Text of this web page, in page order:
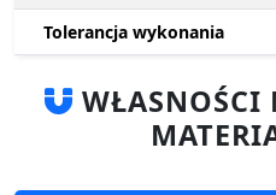
Tolerancja wykonania
WŁASNOŚCI